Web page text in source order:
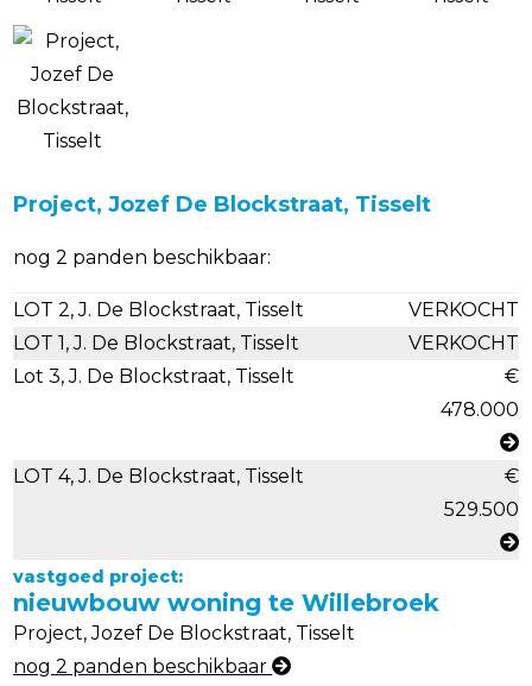
Project, Jozef De Blockstraat, Tisselt
nog 2 panden beschikbaar:
LOT 2, J. De Blockstraat, Tisselt
VERKOCHT
LOT 1, J. De Blockstraat, Tisselt
VERKOCHT
Lot 3, J. De Blockstraat, Tisselt
€
478.000
LOT 4, J. De Blockstraat, Tisselt
€
529.500
vastgoed project:
nieuwbouw woning te Willebroek
Project, Jozef De Blockstraat, Tisselt
nog 2 panden beschikbaar